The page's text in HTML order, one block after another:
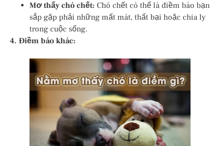
Mơ thấy chó chết: Chó chết có thể là điềm báo bạn
sắp gặp phải những mất mát, thất bại hoặc chia ly
trong cuộc sống.
4. Điềm báo khác: